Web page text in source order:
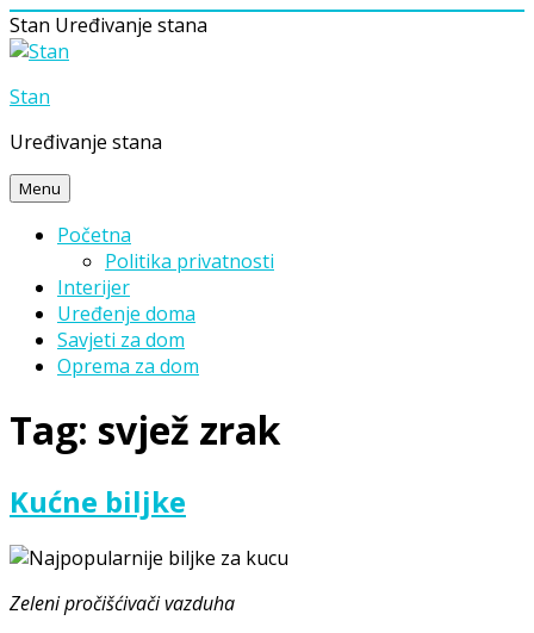
Stan Uređivanje stana
Skip
content
Stan
Uređivanje stana
Menu
Početna
Politika privatnosti
Interijer
Uređenje doma
Savjeti za dom
Oprema za dom
Tag: svjež zrak
Kućne biljke
Zeleni pročišćivači vazduha